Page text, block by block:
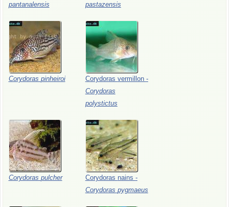
pantanalensis
pastazensis
Corydoras pinheiroi Corydoras vermillon -
Corydoras
polystictus
Corydoras pulcher Corydoras nains -
Corydoras pygmaeus